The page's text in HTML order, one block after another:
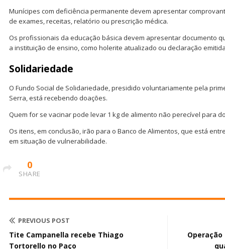
Munícipes com deficiência permanente devem apresentar
de exames, receitas, relatório ou prescrição médica.
Os profissionais da educação básica devem apresentar documento
a instituição de ensino, como holerite atualizado ou declaração
Solidariedade
O Fundo Social de Solidariedade, presidido voluntariamente pela
Serra, está recebendo doações.
Quem for se vacinar pode levar 1 kg de alimento não perecível para
Os itens, em conclusão, irão para o Banco de Alimentos, que está
em situação de vulnerabilidade.
0
SHARE
PREVIOUS POST
Tite Campanella recebe Thiago
Tortorello no Paço